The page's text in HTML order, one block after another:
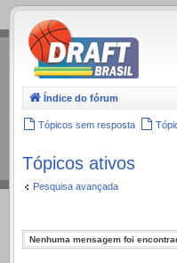
.
Índice do fórum
Tópicos sem resposta
Tópicos ativos
Pesquisa avançada
Nenhuma mensagem foi